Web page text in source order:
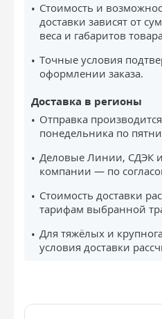
Стоимость и
доставки зависят от
веса и габаритов
Точные условия
оформлении заказа.
Доставка в регионы
Отправка
понедельника по
Деловые Линии, СДЭК
компании — по
Стоимость доставки
тарифам выбранной
Для тяжёлых и
условия доставки